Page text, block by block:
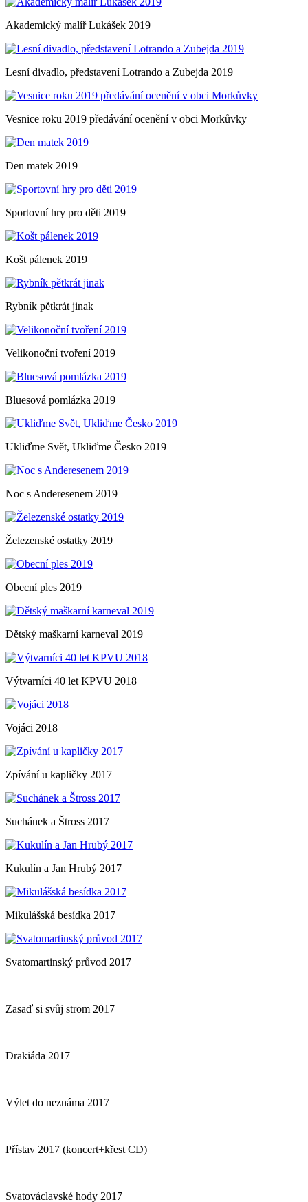
Akademický malíř Lukášek 2019
Lesní divadlo, představení Lotrando a Zubejda 2019
Vesnice roku 2019 předávání ocenění v obci Morkůvky
Den matek 2019
Sportovní hry pro děti 2019
Košt pálenek 2019
Rybník pětkrát jinak
Velikonoční tvoření 2019
Bluesová pomlázka 2019
Ukliďme Svět, Ukliďme Česko 2019
Noc s Anderesenem 2019
Železenské ostatky 2019
Obecní ples 2019
Dětský maškarní karneval 2019
Výtvarníci 40 let KPVU 2018
Vojáci 2018
Zpívání u kapličky 2017
Suchánek a Štross 2017
Kukulín a Jan Hrubý 2017
Mikulášská besídka 2017
Svatomartinský průvod 2017
Zasaď si svůj strom 2017
Drakiáda 2017
Výlet do neznáma 2017
Přístav 2017 (koncert+křest CD)
Svatováclavské hody 2017